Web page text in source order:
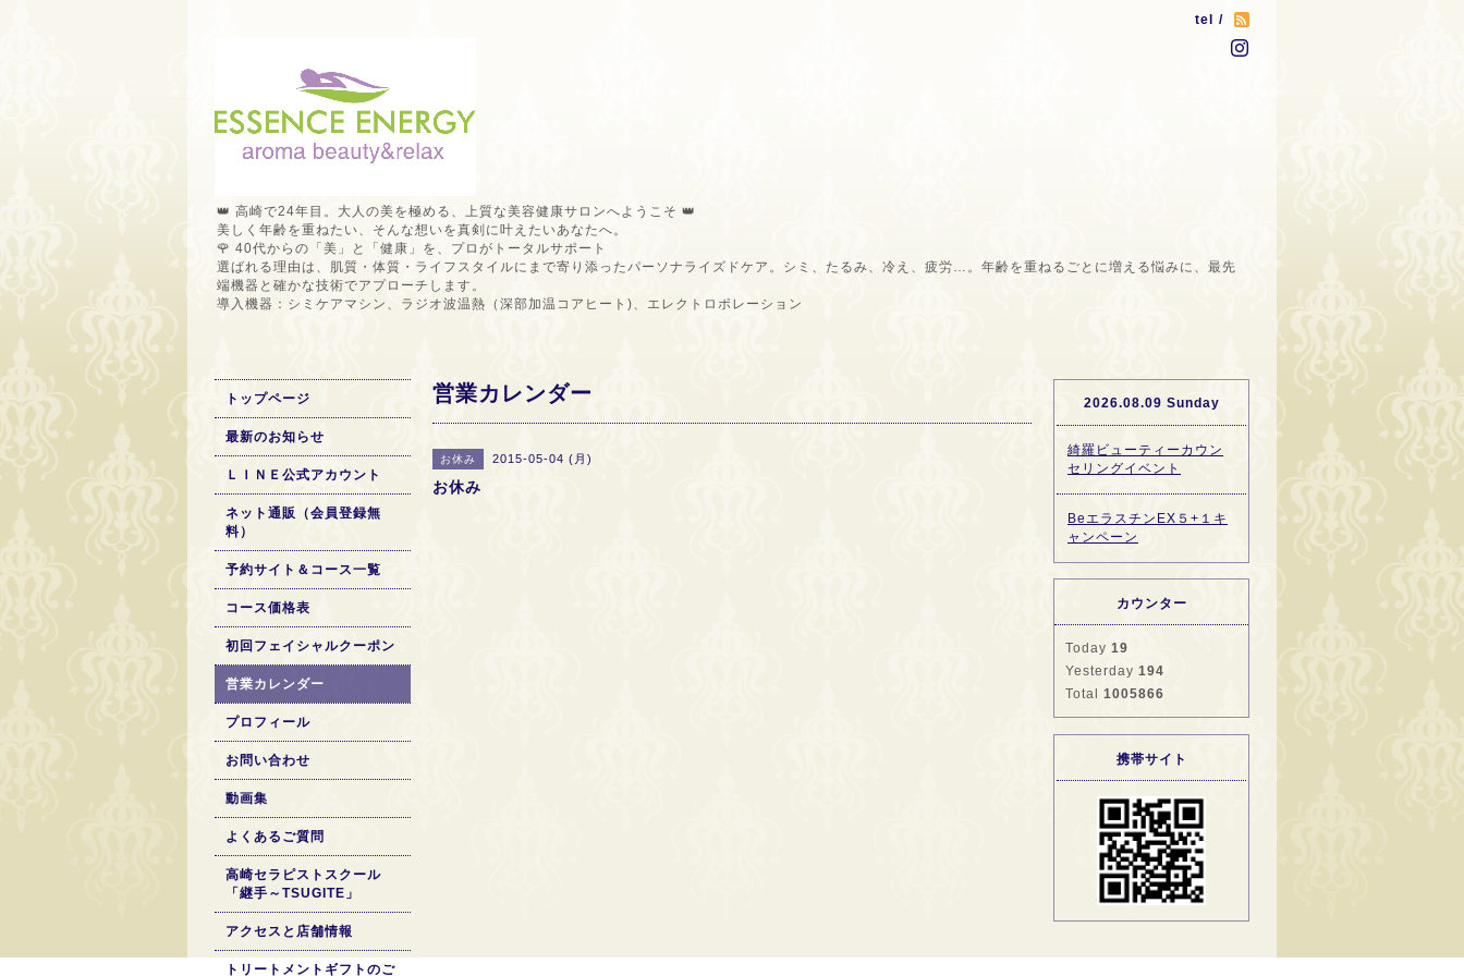
tel /
👑 高崎で24年目。大人の美を極める、上質な美容健康サロンへようこそ 👑
美しく年齢を重ねたい、そんな想いを真剣に叶えたいあなたへ。
🌹 40代からの「美」と「健康」を、プロがトータルサポート
選ばれる理由は、肌質・体質・ライフスタイルにまで寄り添ったパーソナライズドケア。シミ、たるみ、冷え、疲労…。年齢を重ねるごとに増える悩みに、最先
端機器と確かな技術でアプローチします。
導入機器：シミケアマシン、ラジオ波温熱（深部加温コアヒート)、エレクトロポレーション
営業カレンダー
お休み 2015-05-04 (月)
お休み
トップページ
最新のお知らせ
ＬＩＮＥ公式アカウント
ネット通販（会員登録無
料）
予約サイト＆コース一覧
コース価格表
初回フェイシャルクーポン
営業カレンダー
プロフィール
お問い合わせ
動画集
よくあるご質問
高崎セラピストスクール
「継手～TSUGITE」
アクセスと店舗情報
トリートメントギフトのご
2026.08.09 Sunday
綺羅ビューティーカウン
セリングイベント
BeエラスチンEX５+１キ
ャンペーン
カウンター
Today 19
Yesterday 194
Total 1005866
携帯サイト